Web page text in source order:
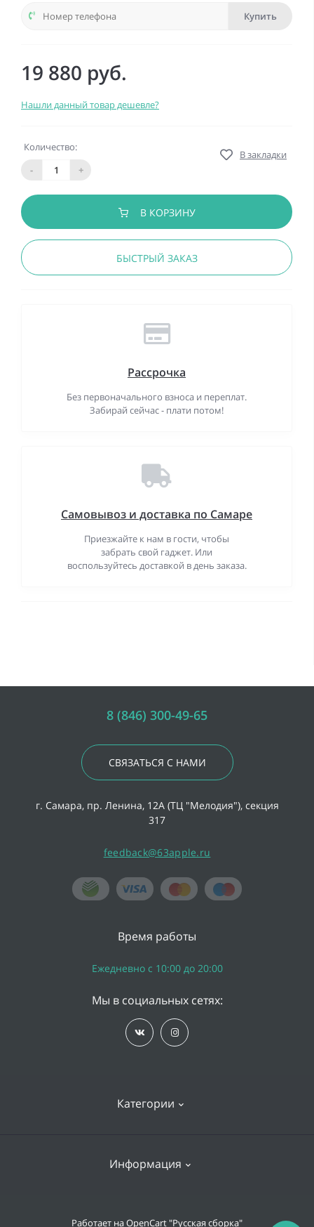
Купить
19 880 руб.
Нашли данный товар дешевле?
Количество:
-
+
В закладки
В КОРЗИНУ
БЫСТРЫЙ ЗАКАЗ
Рассрочка
Без первоначального взноса и переплат.
Забирай сейчас - плати потом!
Самовывоз и доставка по Самаре
Приезжайте к нам в гости, чтобы
забрать свой гаджет. Или
воспользуйтесь доставкой в день заказа.
8 (846) 300-49-65
СВЯЗАТЬСЯ С НАМИ
г. Самара, пр. Ленина, 12А (ТЦ "Мелодия"), секция
317
feedback@63apple.ru
Категории
Информация
Доставка и оплата
Время работы
Ежедневно с 10:00 до 20:00
Мы в социальных сетях:
Работает наOpenCart "Русская сборка"